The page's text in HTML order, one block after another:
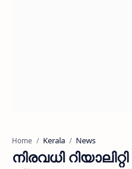
Home Kerala News
നിരവധി